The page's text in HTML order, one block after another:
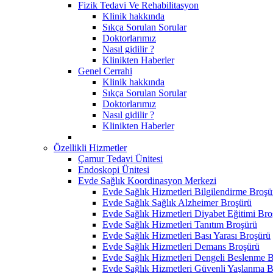
Fizik Tedavi Ve Rehabilitasyon
Klinik hakkında
Sıkça Sorulan Sorular
Doktorlarımız
Nasıl gidilir ?
Klinikten Haberler
Genel Cerrahi
Klinik hakkında
Sıkça Sorulan Sorular
Doktorlarımız
Nasıl gidilir ?
Klinikten Haberler
Özellikli Hizmetler
Çamur Tedavi Ünitesi
Endoskopi Ünitesi
Evde Sağlık Koordinasyon Merkezi
Evde Sağlık Hizmetleri Bilgilendirme
Evde Sağlık Sağlık Alzheimer Broşürü
Evde Sağlık Hizmetleri Diyabet Eğitimi
Evde Sağlık Hizmetleri Tanıtım Broşürü
Evde Sağlık Hizmetleri Bası Yarası Broşürü
Evde Sağlık Hizmetleri Demans Broşürü
Evde Sağlık Hizmetleri Dengeli Beslenme
Evde Sağlık Hizmetleri Güvenli Yaşlanma